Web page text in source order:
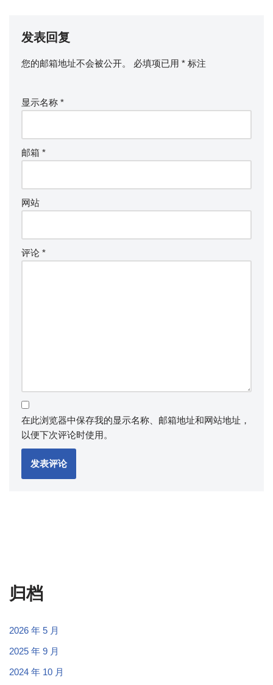
发表回复
您的邮箱地址不会被公开。 必填项已用 * 标注
显示名称 *
邮箱 *
网站
评论 *
在此浏览器中保存我的显示名称、邮箱地址和网站地址，
以便下次评论时使用。
归档
2026 年 5 月
2025 年 9 月
2024 年 10 月